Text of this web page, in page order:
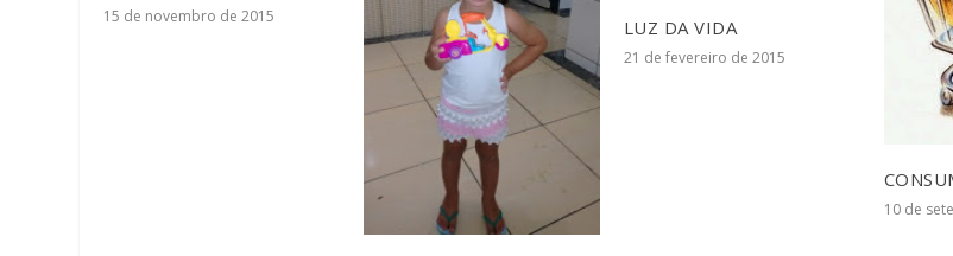
15 de novembro de 2015 LUZ DA VIDA
21 de fevereiro de 2015
10 de